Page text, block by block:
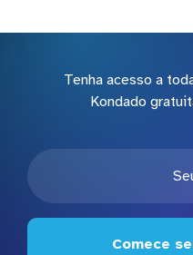
Tenha acesso a
Kondado
Comece